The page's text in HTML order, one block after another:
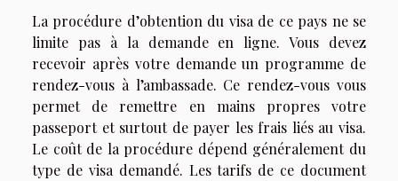
La procédure d’obtention du visa de ce pays ne se
limite pas à la demande en ligne. Vous devez
recevoir après votre demande un programme de
rendez-vous à l’ambassade. Ce rendez-vous vous
permet de remettre en mains propres votre
passeport et surtout de payer les frais liés au visa.
Le coût de la procédure dépend généralement du
type de visa demandé. Les tarifs de ce document